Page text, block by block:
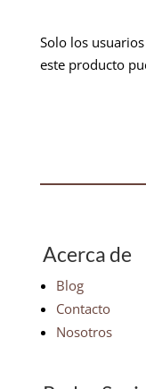
Solo los
este producto
Acerca de
Blog
Contacto
Nosotros